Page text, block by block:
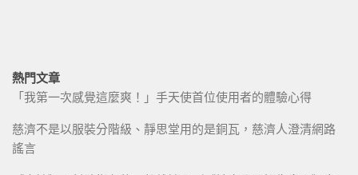
熱門文章
「我第一次感覺這麼爽！」手天使首位使用者的體驗心得
慈濟不是以服裝分階級、靜思堂用的是銅瓦，慈濟人澄清網路
謠言